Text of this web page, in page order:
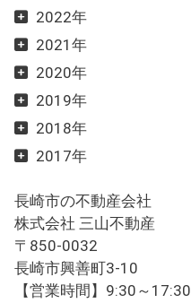
2022年
2021年
2020年
2019年
2018年
2017年
長崎市の不動産会社
株式会社 三山不動産
〒850-0032
長崎市興善町3-10
【営業時間】9:30～17:30